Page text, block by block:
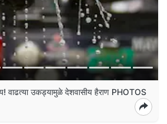
उकड्यामुळे देशवासीय हैराण PHOTOS